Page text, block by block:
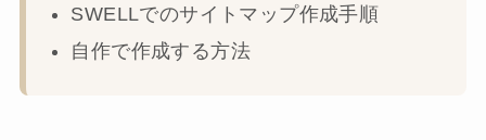
SWELLでのサイトマップ作成手順
自作で作成する方法